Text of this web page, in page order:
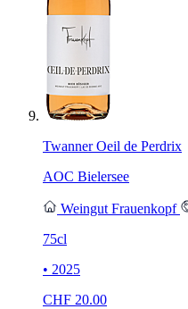
Twanner Oeil de Perdrix
AOC Bielersee
Weingut Frauenkopf
75cl
• 2025
CHF 20.00